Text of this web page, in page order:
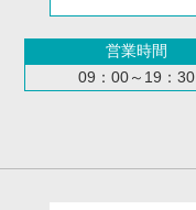
営業時間
09：00～19：30